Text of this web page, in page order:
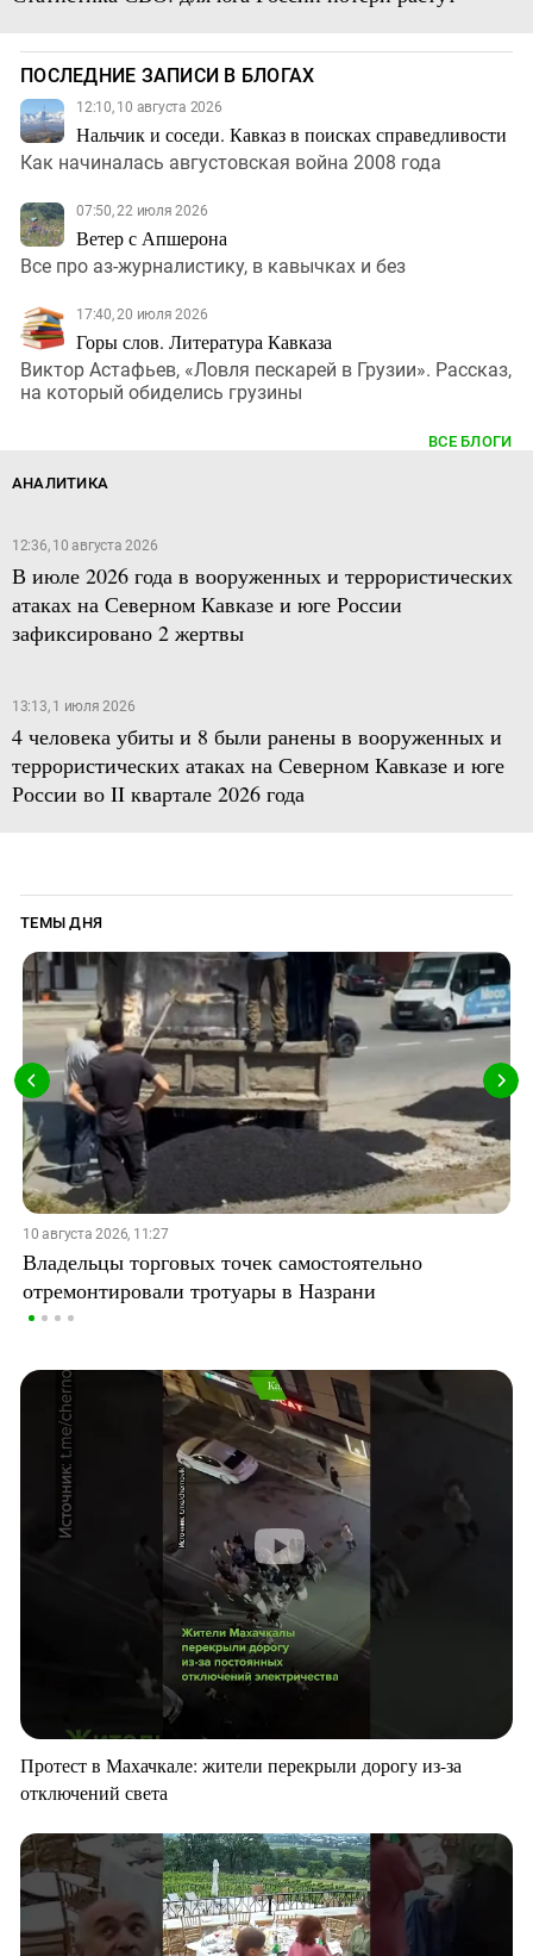
ПОСЛЕДНИЕ ЗАПИСИ В БЛОГАХ
12:10, 10 августа 2026
Нальчик и соседи. Кавказ в поисках справедливости
Как начиналась августовская война 2008 года
07:50, 22 июля 2026
Ветер с Апшерона
Все про аз-журналистику, в кавычках и без
17:40, 20 июля 2026
Горы слов. Литература Кавказа
Виктор Астафьев, «Ловля пескарей в Грузии». Рассказ,
на который обиделись грузины
ВСЕ БЛОГИ
АНАЛИТИКА
12:36, 10 августа 2026
В июле 2026 года в вооруженных и террористических
атаках на Северном Кавказе и юге России
зафиксировано 2 жертвы
13:13, 1 июля 2026
4 человека убиты и 8 были ранены в вооруженных и
террористических атаках на Северном Кавказе и юге
России во II квартале 2026 года
ТЕМЫ ДНЯ
10 августа 2026, 11:27
Владельцы торговых точек самостоятельно
отремонтировали тротуары в Назрани
Протест в Махачкале: жители перекрыли дорогу из-за
отключений света